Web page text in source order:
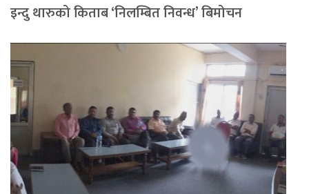
इन्दु थारुको किताब ‘निलम्बित निवन्ध’ बिमोचन